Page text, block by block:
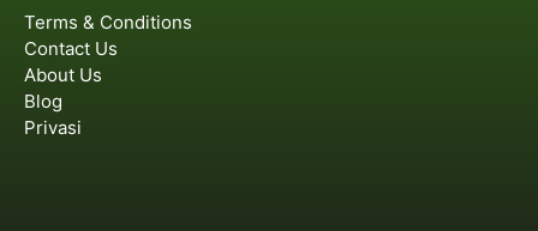
Terms & Conditions
Contact Us
About Us
Blog
Privasi